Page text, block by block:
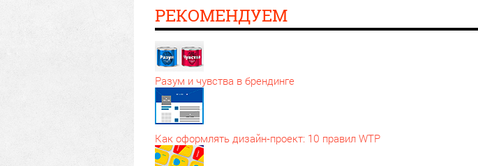
РЕКОМЕНДУЕМ
Разум и чувства в брендинге
Как оформлять дизайн‑проект: 10 правил WTP